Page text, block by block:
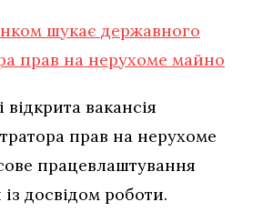
шукає державного
прав на нерухоме майно
вакансія
прав на нерухоме
працевлаштування
досвідом роботи.